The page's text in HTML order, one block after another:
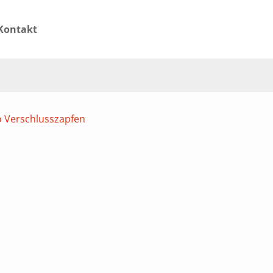
Verschlusszapfen